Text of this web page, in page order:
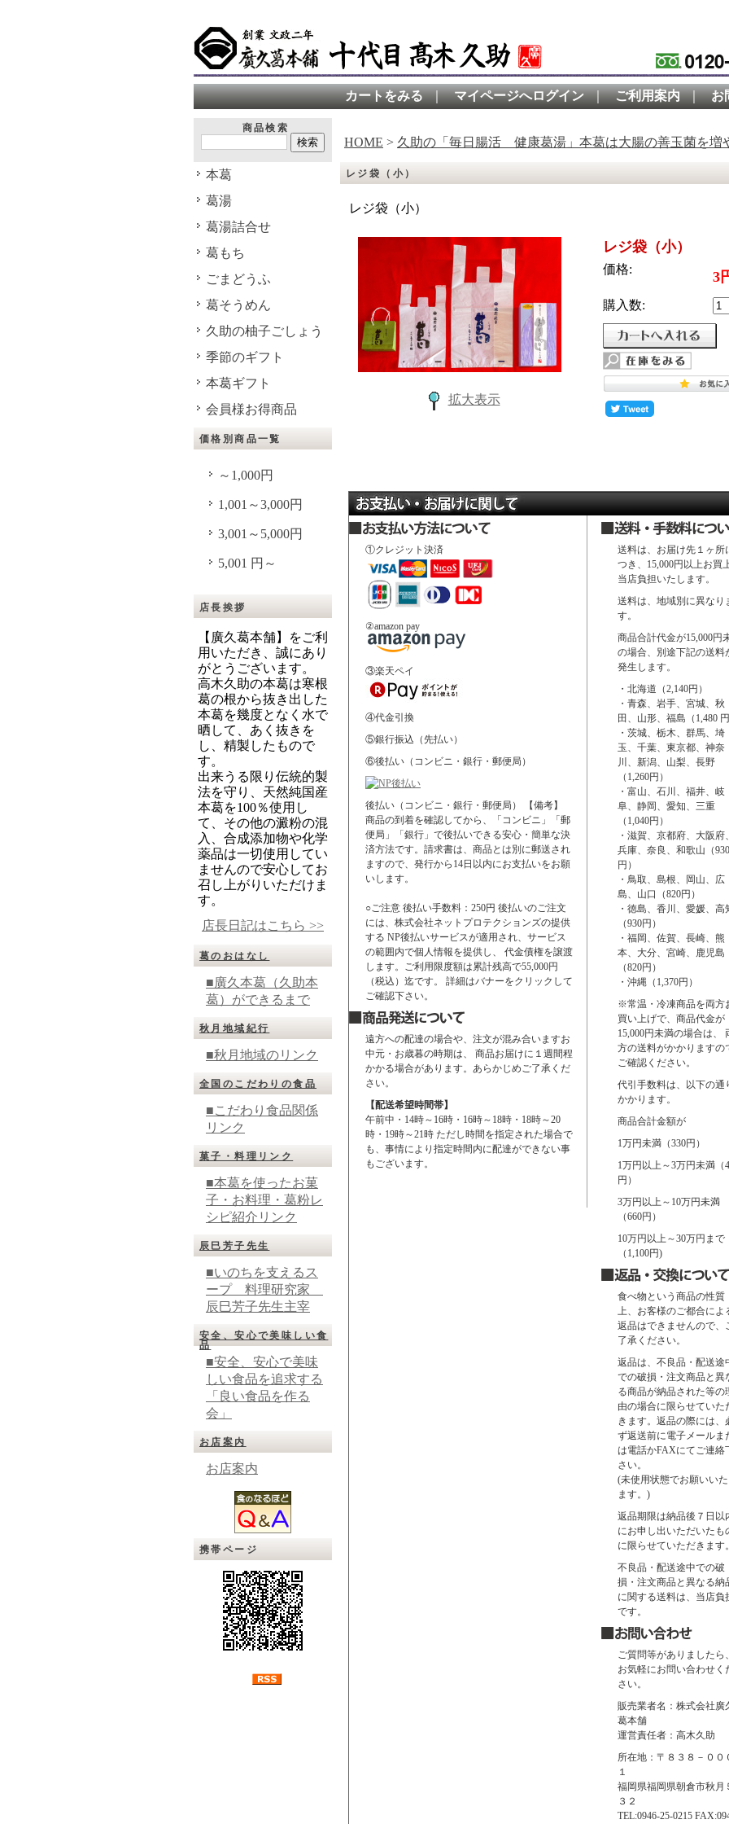
カートをみる ｜ マイページへログイン ｜ ご利用案内 ｜ お
商品検索
本葛
葛湯
葛湯詰合せ
葛もち
ごまどうふ
葛そうめん
久助の柚子ごしょう
季節のギフト
本葛ギフト
会員様お得商品
価格別商品一覧
～1,000円
1,001～3,000円
3,001～5,000円
5,001 円～
店長挨拶
【廣久葛本舗】をご利
用いただき、誠にあり
がとうございます。
高木久助の本葛は寒根
葛の根から抜き出した
本葛を幾度となく水で
晒して、あく抜きを
し、精製したもので
す。
出来うる限り伝統的製
法を守り、天然純国産
本葛を100％使用し
て、その他の澱粉の混
入、合成添加物や化学
薬品は一切使用してい
ませんので安心してお
召し上がりいただけま
す。
店長日記はこちら >>
葛のおはなし
■廣久本葛（久助本
葛）ができるまで
秋月地域紀行
■秋月地域のリンク
全国のこだわりの食品
■こだわり食品関係
リンク
菓子・料理リンク
■本葛を使ったお菓
子・お料理・葛粉レ
シピ紹介リンク
辰巳芳子先生
■いのちを支えるス
ープ 料理研究家
辰巳芳子先生主宰
安全、安心で美味しい食
品
■安全、安心で美味
しい食品を追求する
「良い食品を作る
会」
お店案内
お店案内
携帯ページ
HOME > 久助の「毎日腸活 健康葛湯」本葛は大腸の善玉菌を増
レジ袋（小）
レジ袋（小）
拡大表示
レジ袋（小）
価格: 3
購入数:
①クレジット決済
②amazon pay
③楽天ペイ
④代金引換
⑤銀行振込（先払い）
⑥後払い（コンビニ・銀行・郵便局）
後払い（コンビニ・銀行・郵便局） 【備考】
商品の到着を確認してから、「コンビニ」「郵
便局」「銀行」で後払いできる安心・簡単な決
済方法です。請求書は、商品とは別に郵送され
ますので、発行から14日以内にお支払いをお願
いします。
○ご注意 後払い手数料：250円 後払いのご注文
には、株式会社ネットプロテクションズの提供
する NP後払いサービスが適用され、サービス
の範囲内で個人情報を提供し、 代金債権を譲渡
します。ご利用限度額は累計残高で55,000円
（税込）迄です。 詳細はバナーをクリックして
ご確認下さい。
遠方への配達の場合や、注文が混み合いますお
中元・お歳暮の時期は、 商品お届けに１週間程
かかる場合があります。あらかじめご了承くだ
さい。
【配送希望時間帯】
午前中・14時～16時・16時～18時・18時～20
時・19時～21時 ただし時間を指定された場合で
も、事情により指定時間内に配達ができない事
もございます。
送料は、お届け先１ヶ所
つき、15,000円以上お買
当店負担いたします。
送料は、地域別に異なり
す。
商品合計代金が15,000円
の場合、別途下記の送料
発生します。
・北海道（2,140円）
・青森、岩手、宮城、秋
田、山形、福島（1,480 円
・茨城、栃木、群馬、埼
玉、千葉、東京都、神奈
川、新潟、山梨、長野
（1,260円）
・富山、石川、福井、岐
阜、静岡、愛知、三重
（1,040円）
・滋賀、京都府、大阪府、
兵庫、奈良、和歌山（930
円）
・鳥取、島根、岡山、広
島、山口（820円）
・徳島、香川、愛媛、高
（930円）
・福岡、佐賀、長崎、熊
本、大分、宮崎、鹿児島
（820円）
・沖縄（1,370円）
※常温・冷凍商品を両方
買い上げで、商品代金が
15,000円未満の場合は、
方の送料がかかりますの
ご確認ください。
代引手数料は、以下の通
かかります。
商品合計金額が
1万円未満（330円）
1万円以上～3万円未満（
円）
3万円以上～10万円未満
（660円）
10万円以上～30万円まで
（1,100円)
食べ物という商品の性質
上、お客様のご都合によ
返品はできませんので、
了承ください。
返品は、不良品・配送途
での破損・注文商品と異
る商品が納品された等の
由の場合に限らせていた
きます。返品の際には、
ず返送前に電子メールま
は電話かFAXにてご連絡
さい。
(未使用状態でお願いいた
ます。)
返品期限は納品後７日以
にお申し出いただいたも
に限らせていただきます。
不良品・配送途中での破
損・注文商品と異なる納
に関する送料は、当店負
です。
ご質問等がありましたら、
お気軽にお問い合わせく
さい。
販売業者名：株式会社廣
葛本舗
運営責任者：高木久助
所在地：〒８３８－００
１
福岡県福岡県朝倉市秋月
３２
TEL:0946-25-0215